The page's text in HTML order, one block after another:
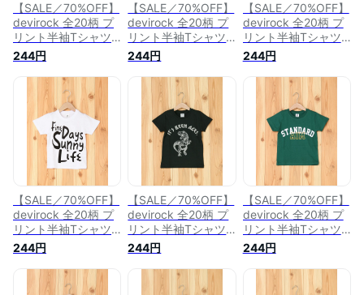
【SALE／70%OFF】
devirock 全20柄 プ
リント半袖Tシャツ
カットソー デビロッ
ク トップス その他
のトップス ピンク
244円
【SALE／70%OFF】
devirock 全20柄 プ
リント半袖Tシャツ
カットソー デビロッ
ク トップス その他
のトップス ブラック
244円
【SALE／70%OFF】
devirock 全20柄 プ
リント半袖Tシャツ
カットソー デビロッ
ク トップス その他
のトップス グリーン
244円
【SALE／70%OFF】
devirock 全20柄 プ
リント半袖Tシャツ
カットソー デビロッ
ク トップス その他
のトップス ホワイト
244円
【SALE／70%OFF】
devirock 全20柄 プ
リント半袖Tシャツ
カットソー デビロッ
ク トップス カット
ソー・Tシャツ グレ
244円
【SALE／70%OFF】
devirock 全20柄 プ
リント半袖Tシャツ
カットソー デビロッ
ク トップス その他
のトップス グリーン
【RBA_E】
244円